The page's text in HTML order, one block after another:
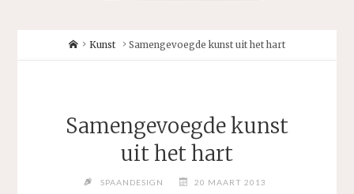
Home
Kunst Samengevoegde kunst uit het hart
Samengevoegde kunst
uit het hart
SPAANDESIGN
20 MAART 2013